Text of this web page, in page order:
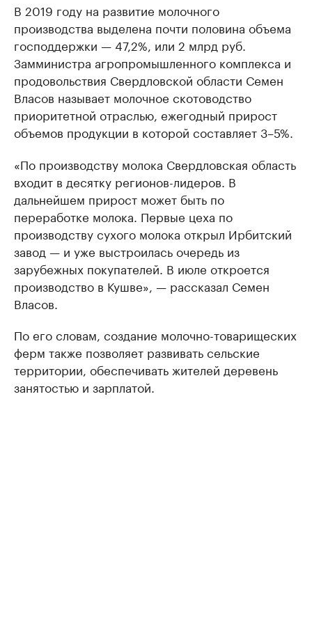
В 2019 году на развитие молочного
производства выделена почти половина объема
господдержки — 47,2%, или 2 млрд руб.
Замминистра агропромышленного комплекса и
продовольствия Свердловской области Семен
Власов называет молочное скотоводство
приоритетной отраслью, ежегодный прирост
объемов продукции в которой составляет 3–5%.
«По производству молока Свердловская область
входит в десятку регионов-лидеров. В
дальнейшем прирост может быть по
переработке молока. Первые цеха по
производству сухого молока открыл Ирбитский
завод — и уже выстроилась очередь из
зарубежных покупателей. В июле откроется
производство в Кушве», — рассказал Семен
Власов.
По его словам, создание молочно-товарищеских
ферм также позволяет развивать сельские
территории, обеспечивать жителей деревень
занятостью и зарплатой.